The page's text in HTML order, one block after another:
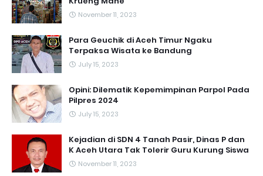
November 11, 2023
Para Geuchik di Aceh Timur Ngaku
Terpaksa Wisata ke Bandung
July 15, 2023
Opini: Dilematik Kepemimpinan Parpol Pada
Pilpres 2024
July 15, 2023
Kejadian di SDN 4 Tanah Pasir, Dinas P dan
K Aceh Utara Tak Tolerir Guru Kurung Siswa
November 11, 2023